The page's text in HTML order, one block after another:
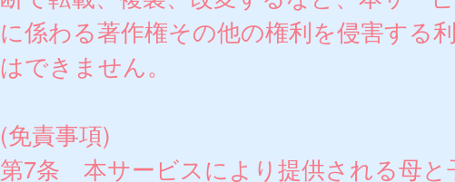
に係わる著作権その他の権利を侵害する
はできません。
(免責事項)
第7条 本サービスにより提供される母と